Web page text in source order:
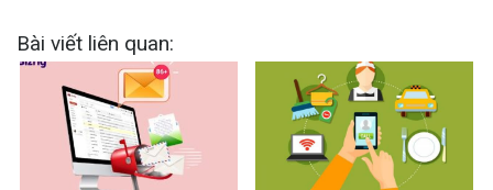
Bài viết liên quan: